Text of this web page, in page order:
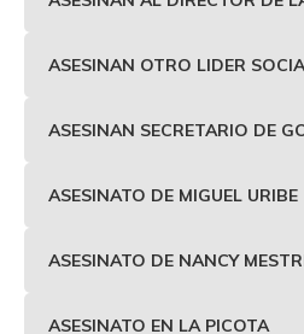
ASESINAN OTRO LIDER
ASESINAN SECRETARIO DE
ASESINATO DE MIGUEL URIBE
ASESINATO DE NANCY
ASESINATO EN LA PICOTA